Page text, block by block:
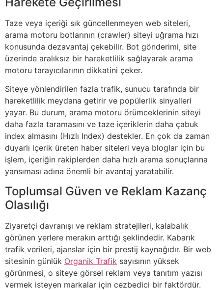
Taze veya içeriği sık güncellenmeyen web siteleri,
arama motoru botlarının (crawler) siteyi uğrama hızı
konusunda dezavantaj çekebilir. Bot gönderimi, site
üzerinde aralıksız bir hareketlilik sağlayarak arama
motoru tarayıcılarının dikkatini çeker.
Siteye yönlendirilen fazla trafik, sunucu tarafında bir
hareketlilik meydana getirir ve popülerlik sinyalleri
yayar. Bu durum, arama motoru örümceklerinin siteyi
daha fazla taramasını ve taze içeriklerin daha çabuk
index almasını (Hızlı Index) destekler. En çok da zaman
duyarlı içerik üreten haber siteleri veya bloglar için bu
işlem, içeriğin rakiplerden daha hızlı arama sonuçlarına
yansıması adına önemli bir avantaj yaratabilir.
Toplumsal Güven ve Reklam Kazanç
Olasılığı
Ziyaretçi davranışı ve reklam stratejileri, kalabalık
görünen yerlere merakın arttığı şeklindedir. Kabarık
trafik verileri, ajanslar için bir prestij kaynağıdır. Bir web
sitesinin günlük Organik Trafik sayısının yüksek
görünmesi, o siteye görsel reklam veya tanıtım yazısı
vermek isteyen markalar için cezbedici bir faktördür.